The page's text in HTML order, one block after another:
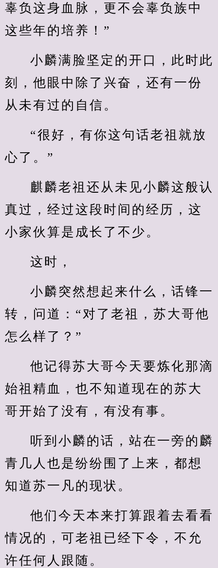
辜负这身血脉，更不会辜负族中
这些年的培养！”
小麟满脸坚定的开口，此时此
刻，他眼中除了兴奋，还有一份
从未有过的自信。
“很好，有你这句话老祖就放
心了。”
麒麟老祖还从未见小麟这般认
真过，经过这段时间的经历，这
小家伙算是成长了不少。
这时，
小麟突然想起来什么，话锋一
转，问道：“对了老祖，苏大哥他
怎么样了？”
他记得苏大哥今天要炼化那滴
始祖精血，也不知道现在的苏大
哥开始了没有，有没有事。
听到小麟的话，站在一旁的麟
青几人也是纷纷围了上来，都想
知道苏一凡的现状。
他们今天本来打算跟着去看看
情况的，可老祖已经下令，不允
许任何人跟随。